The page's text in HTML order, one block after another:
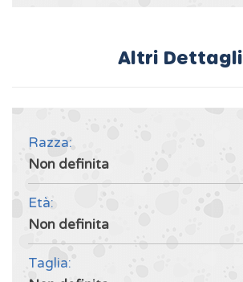
Altri Dettagli
Razza:
Non definita
Età:
Non definita
Taglia: